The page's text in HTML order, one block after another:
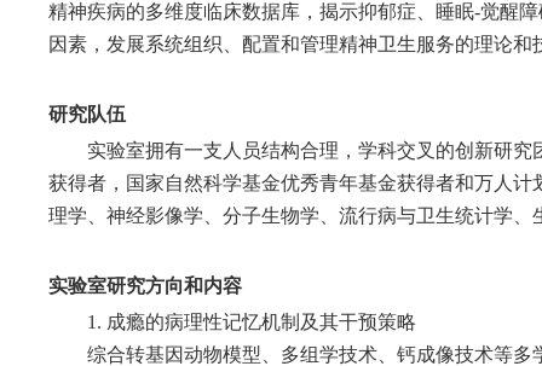
精神疾病的多维度临床数据库，揭示抑郁症、睡眠-觉醒
因素，发展系统组织、配置和管理精神卫生服务的理论和
研究队伍
实验室拥有一支人员结构合理，学科交叉的创新研
获得者，国家自然科学基金优秀青年基金获得者和万人
理学、神经影像学、分子生物学、流行病与卫生统计
实验室研究方向和内容
1. 成瘾的病理性记忆机制及其干预策略
综合转基因动物模型、多组学技术、钙成像技术等多